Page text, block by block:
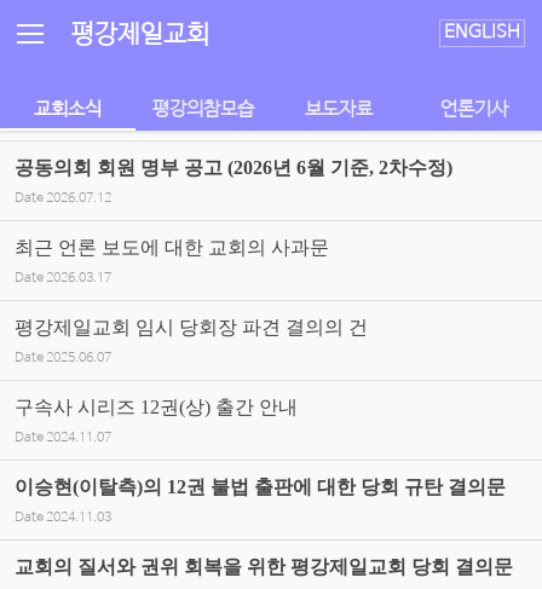
평강제일교회 ENGLISH
교회소식 평강의참모습 보도자료 언론기사
공동의회 회원 명부 공고 (2026년 6월 기준, 2차수정)
Date 2026.07.12
최근 언론 보도에 대한 교회의 사과문
Date 2026.03.17
평강제일교회 임시 당회장 파견 결의의 건
Date 2025.06.07
구속사 시리즈 12권(상) 출간 안내
Date 2024.11.07
이승현(이탈측)의 12권 불법 출판에 대한 당회 규탄 결의문
Date 2024.11.03
교회의 질서와 권위 회복을 위한 평강제일교회 당회 결의문